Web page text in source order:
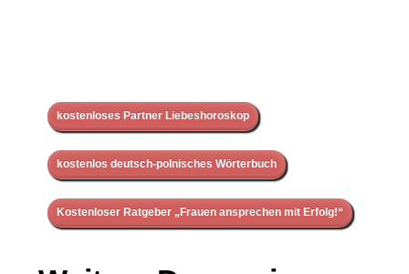
kostenloses Partner Liebeshoroskop
kostenlos deutsch-polnisches Wörterbuch
Kostenloser Ratgeber „Frauen ansprechen mit Erfolg!“